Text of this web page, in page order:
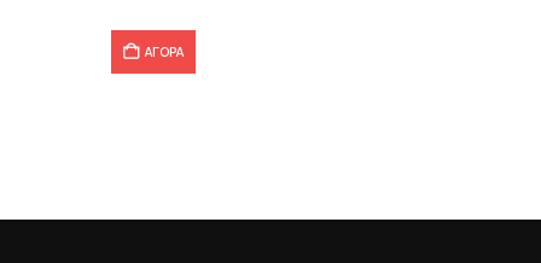
ΑΓΟΡΑ